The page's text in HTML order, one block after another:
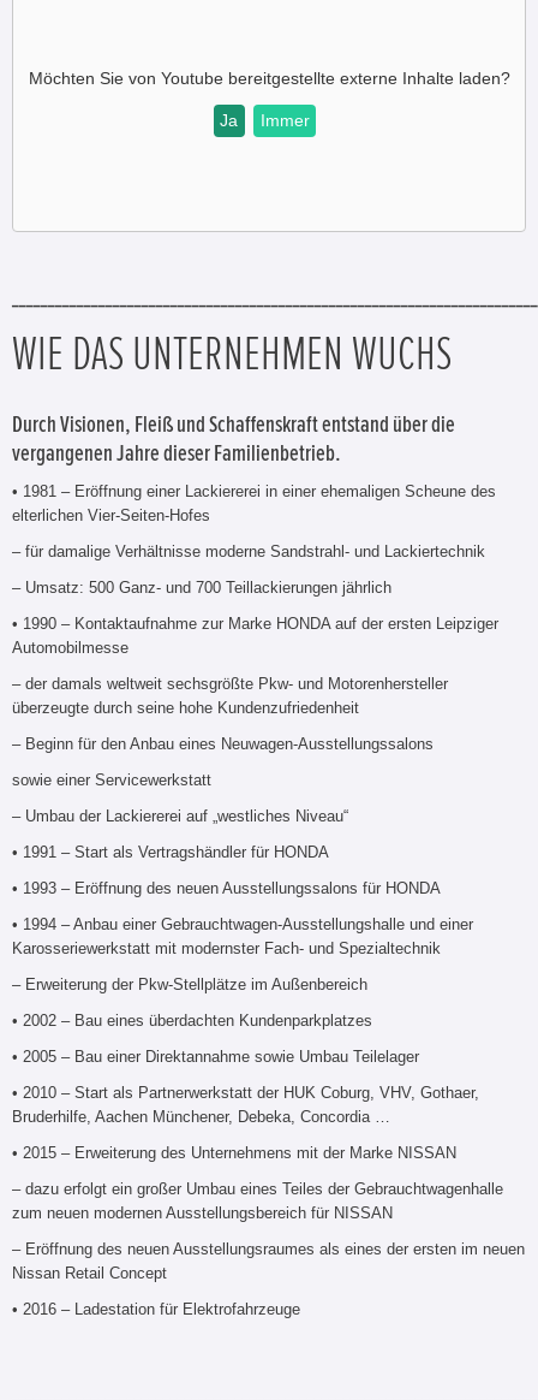
Möchten Sie von Youtubebereitgestellte externe Inhalte laden?
Ja Immer
WIE DAS UNTERNEHMEN WUCHS
Durch Visionen, Fleiß und Schaffenskraft entstand über die
vergangenen Jahre dieser Familienbetrieb.
• 1981 – Eröffnung einer Lackiererei in einer ehemaligen Scheune des
elterlichen Vier-Seiten-Hofes
– für damalige Verhältnisse moderne Sandstrahl- und Lackiertechnik
– Umsatz: 500 Ganz- und 700 Teillackierungen jährlich
• 1990 – Kontaktaufnahme zur Marke HONDA auf der ersten Leipziger
Automobilmesse
– der damals weltweit sechsgrößte Pkw- und Motorenhersteller
überzeugte durch seine hohe Kundenzufriedenheit
– Beginn für den Anbau eines Neuwagen-Ausstellungssalons
sowie einer Servicewerkstatt
– Umbau der Lackiererei auf „westliches Niveau“
• 1991 – Start als Vertragshändler für HONDA
• 1993 – Eröffnung des neuen Ausstellungssalons für HONDA
• 1994 – Anbau einer Gebrauchtwagen-Ausstellungshalle und einer
Karosseriewerkstatt mit modernster Fach- und Spezialtechnik
– Erweiterung der Pkw-Stellplätze im Außenbereich
• 2002 – Bau eines überdachten Kundenparkplatzes
• 2005 – Bau einer Direktannahme sowie Umbau Teilelager
• 2010 – Start als Partnerwerkstatt der HUK Coburg, VHV, Gothaer,
Bruderhilfe, Aachen Münchener, Debeka, Concordia …
• 2015 – Erweiterung des Unternehmens mit der Marke NISSAN
– dazu erfolgt ein großer Umbau eines Teiles der Gebrauchtwagenhalle
zum neuen modernen Ausstellungsbereich für NISSAN
– Eröffnung des neuen Ausstellungsraumes als eines der ersten im neuen
Nissan Retail Concept
• 2016 – Ladestation für Elektrofahrzeuge